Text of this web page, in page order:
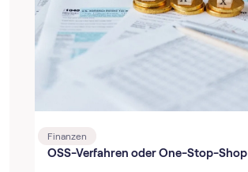
Finanzen
OSS-Verfahren oder One-Stop-Shop